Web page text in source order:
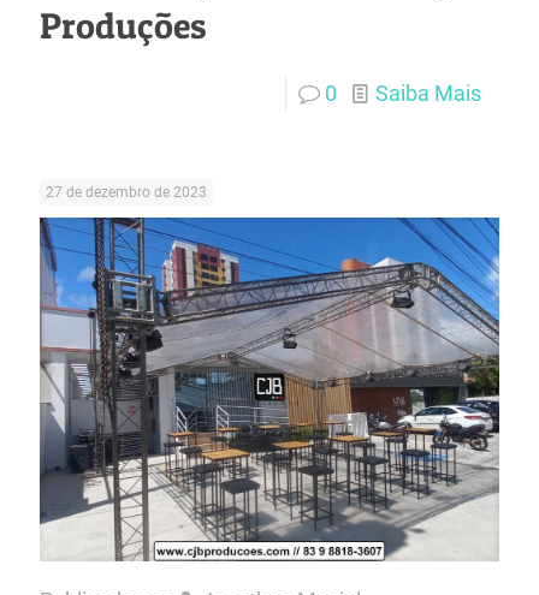
Produções
0 Saiba Mais
27 de dezembro de 2023